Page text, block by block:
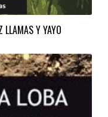
LLAMAS Y YAYO